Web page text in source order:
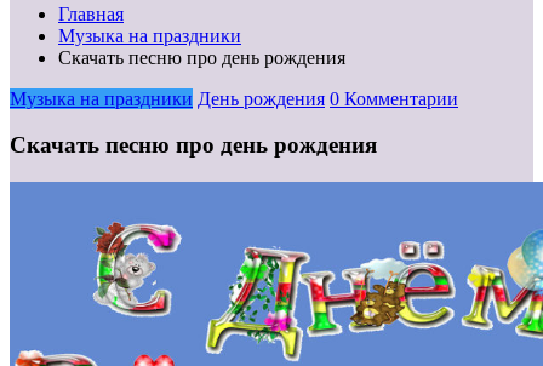
Главная
Музыка на праздники
Скачать песню про день рождения
Музыка на праздники День рождения 0 Комментарии
Скачать песню про день рождения